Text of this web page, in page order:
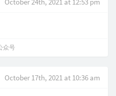
众号
October 17th, 2021 at 10:36 am